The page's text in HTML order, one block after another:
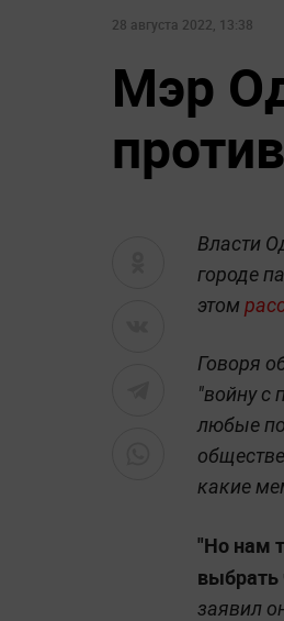
28 августа 2022, 13:38
Мэр
Власти
городе
этом
Говоря
"войну с
любые
какие
"Но нам
выбрать
заявил